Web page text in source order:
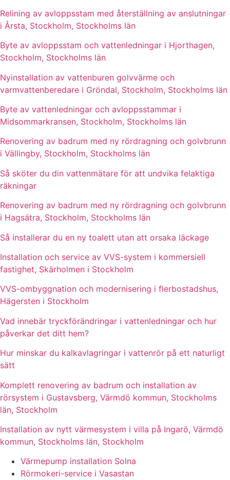
Relining av avloppsstam med återställning av anslutningar
i Årsta, Stockholm, Stockholms län
Byte av avloppsstam och vattenledningar i Hjorthagen,
Stockholm, Stockholms län
Nyinstallation av vattenburen golvvärme och
varmvattenberedare i Gröndal, Stockholm, Stockholms län
Byte av vattenledningar och avloppsstammar i
Midsommarkransen, Stockholm, Stockholms län
Renovering av badrum med ny rördragning och golvbrunn
i Vällingby, Stockholm, Stockholms län
Så sköter du din vattenmätare för att undvika felaktiga
räkningar
Renovering av badrum med ny rördragning och golvbrunn
i Hagsätra, Stockholm, Stockholms län
Så installerar du en ny toalett utan att orsaka läckage
Installation och service av VVS-system i kommersiell
fastighet, Skärholmen i Stockholm
VVS-ombyggnation och modernisering i flerbostadshus,
Hägersten i Stockholm
Vad innebär tryckförändringar i vattenledningar och hur
påverkar det ditt hem?
Hur minskar du kalkavlagringar i vattenrör på ett naturligt
sätt
Komplett renovering av badrum och installation av
rörsystem i Gustavsberg, Värmdö kommun, Stockholms
län, Stockholm
Installation av nytt värmesystem i villa på Ingarö, Värmdö
kommun, Stockholms län, Stockholm
Värmepump installation Solna
Rörmokeri-service i Vasastan